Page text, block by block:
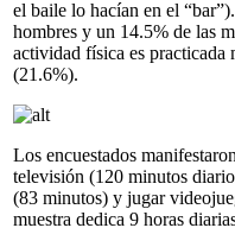
el baile lo hacían en el
hombres y un 14.5% de las
actividad física es practicada
(21.6%).
Los encuestados
televisión (120 minutos
(83 minutos) y jugar
muestra dedica 9 horas